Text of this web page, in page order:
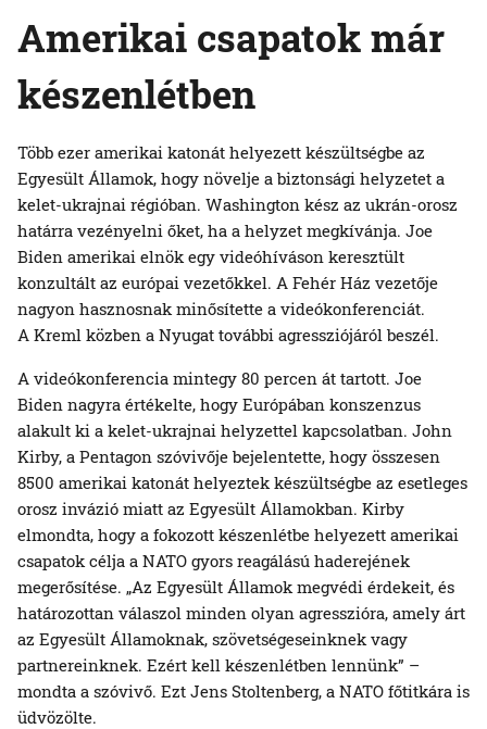
Amerikai csapatok már
készenlétben
Több ezer amerikai katonát helyezett készültségbe az
Egyesült Államok, hogy növelje a biztonsági helyzetet a
kelet-ukrajnai régióban. Washington kész az ukrán-orosz
határra vezényelni őket, ha a helyzet megkívánja. Joe
Biden amerikai elnök egy videóhíváson keresztült
konzultált az európai vezetőkkel. A Fehér Ház vezetője
nagyon hasznosnak minősítette a videókonferenciát.
A Kreml közben a Nyugat további agressziójáról beszél.
A videókonferencia mintegy 80 percen át tartott. Joe
Biden nagyra értékelte, hogy Európában konszenzus
alakult ki a kelet-ukrajnai helyzettel kapcsolatban. John
Kirby, a Pentagon szóvivője bejelentette, hogy összesen
8500 amerikai katonát helyeztek készültségbe az esetleges
orosz invázió miatt az Egyesült Államokban. Kirby
elmondta, hogy a fokozott készenlétbe helyezett amerikai
csapatok célja a NATO gyors reagálású haderejének
megerősítése. „Az Egyesült Államok megvédi érdekeit, és
határozottan válaszol minden olyan agresszióra, amely árt
az Egyesült Államoknak, szövetségeseinknek vagy
partnereinknek. Ezért kell készenlétben lennünk” –
mondta a szóvivő. Ezt Jens Stoltenberg, a NATO főtitkára is
üdvözölte.